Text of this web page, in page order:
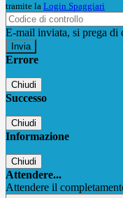
tramite la Login Spaggiari
E-mail inviata, si prega di
Errore
Chiudi
Successo
Chiudi
Informazione
Chiudi
Attendere...
Attendere il